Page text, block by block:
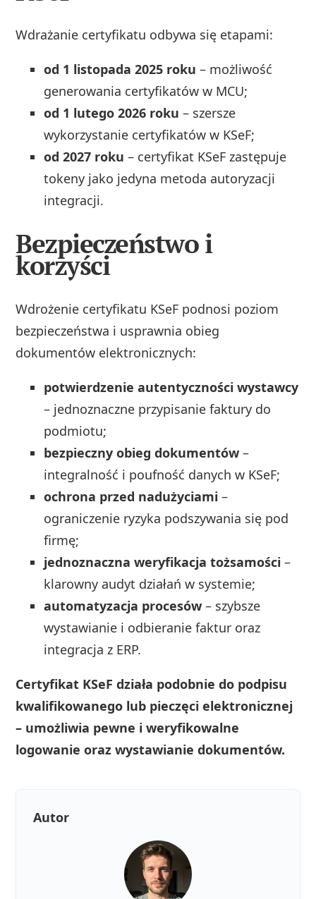
Wdrażanie certyfikatu odbywa się etapami:
od 1 listopada 2025 roku – możliwość
generowania certyfikatów w MCU;
od 1 lutego 2026 roku – szersze
wykorzystanie certyfikatów w KSeF;
od 2027 roku – certyfikat KSeF zastępuje
tokeny jako jedyna metoda autoryzacji
integracji.
Bezpieczeństwo i
korzyści
Wdrożenie certyfikatu KSeF podnosi poziom
bezpieczeństwa i usprawnia obieg
dokumentów elektronicznych:
potwierdzenie autentyczności wystawcy
– jednoznaczne przypisanie faktury do
podmiotu;
bezpieczny obieg dokumentów –
integralność i poufność danych w KSeF;
ochrona przed nadużyciami –
ograniczenie ryzyka podszywania się pod
firmę;
jednoznaczna weryfikacja tożsamości –
klarowny audyt działań w systemie;
automatyzacja procesów – szybsze
wystawianie i odbieranie faktur oraz
integracja z ERP.
Certyfikat KSeF działa podobnie do podpisu
kwalifikowanego lub pieczęci elektronicznej
– umożliwia pewne i weryfikowalne
logowanie oraz wystawianie dokumentów.
Autor